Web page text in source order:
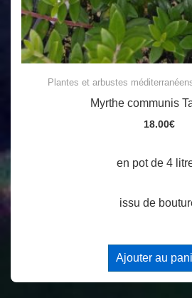
Plantes et arbustes
Myrthe communis
18.00€
en pot de 4
issu de
Ajouter au